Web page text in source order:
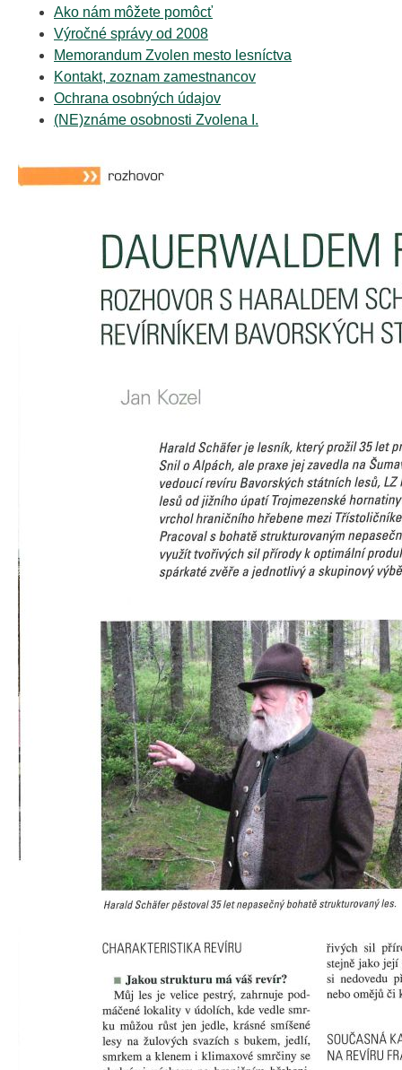
Ako nám môžete pomôcť
Výročné správy od 2008
Memorandum Zvolen mesto lesníctva
Kontakt, zoznam zamestnancov
Ochrana osobných údajov
(NE)známe osobnosti Zvolena I.